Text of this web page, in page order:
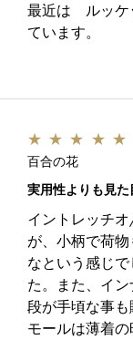
最近は ルッ
ています。
★ ★ ★ ★ ★
百合の花
実用性よりも見
イントレッチ
が、小柄で荷
なという感じ
た。また、イ
段が手頃な事
モールは薄着